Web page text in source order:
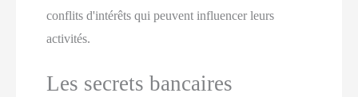
conflits d'intérêts qui peuvent influencer leurs
activités.
Les secrets bancaires